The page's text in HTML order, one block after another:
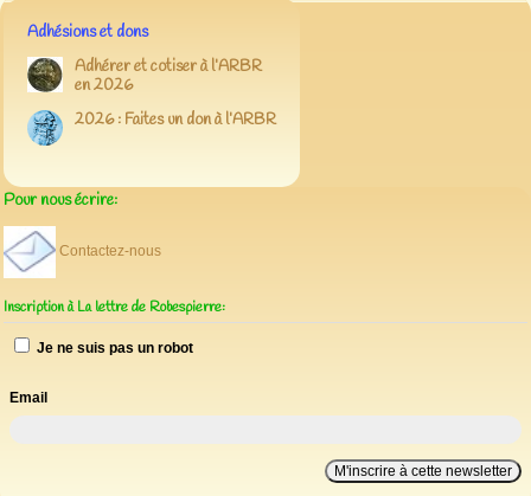
Adhésions et dons
Adhérer et cotiser à l’ARBR
en 2026
2026 : Faites un don à l’ARBR
Pour nous écrire:
Contactez-nous
Inscription à La lettre de Robespierre:
Je ne suis pas un robot
Email